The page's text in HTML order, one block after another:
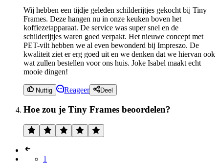
Wij hebben een tijdje geleden schilderijtjes gekocht bij Tiny
Frames. Deze hangen nu in onze keuken boven het
koffiezetapparaat. De service was super snel en de
schilderijtjes waren goed verpakt. Het nieuwe concept met
PET-vilt hebben we al even bewonderd bij Impreszo. De
kwaliteit ziet er erg goed uit en we denken dat we hiervan ook
wat zullen bestellen voor ons huis. Joke Isabel maakt echt
mooie dingen!
Nuttig Reageer Deel
Hoe zou je Tiny Frames beoordelen?
1